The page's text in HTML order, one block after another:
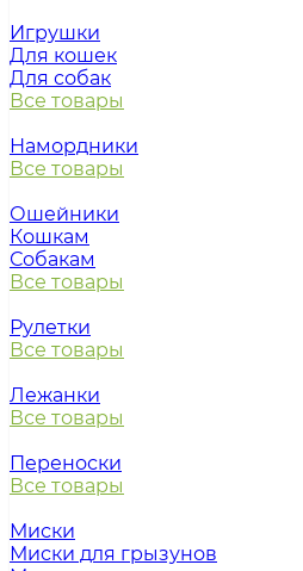
Игрушки
Для кошек
Для собак
Все товары
Намордники
Все товары
Ошейники
Кошкам
Собакам
Все товары
Рулетки
Все товары
Лежанки
Все товары
Переноски
Все товары
Миски
Миски для грызунов